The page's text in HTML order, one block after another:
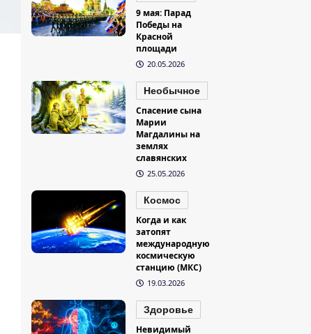
9 мая: Парад
Победы на
Красной
площади
20.05.2026
Необычное
Спасение сына
Марии
Магдалины на
землях
славянских
25.05.2026
Космос
Когда и как
затопят
международную
космическую
станцию (МКС)
19.03.2026
Здоровье
Невидимый